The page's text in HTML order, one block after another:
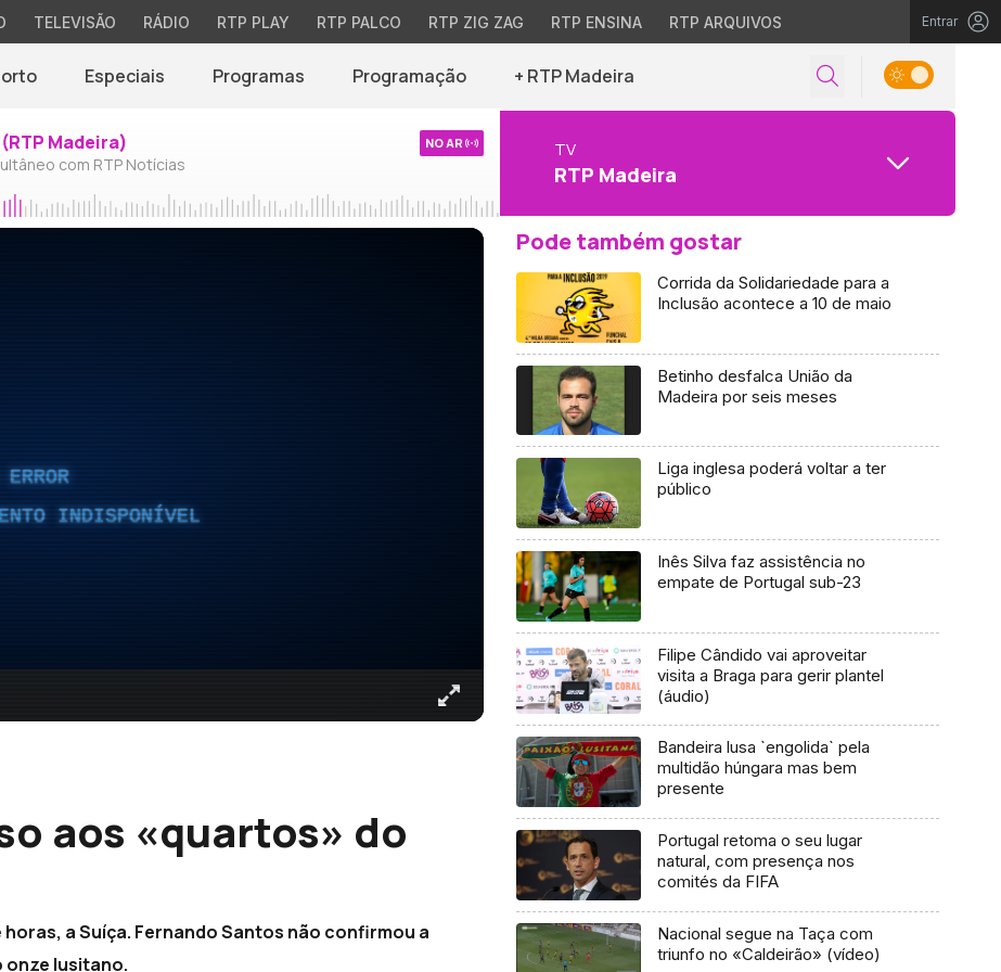
TELEVISÃO RÁDIO RTP PLAY RTP PALCO RTP ZIG ZAG RTP ENSINA RTP ARQUIVOS Entrar
Especiais Programas Programação + RTP Madeira
Madeira)
com RTP Notícias
NO AR TV
RTP Madeira
INDISPONÍVEL
aos «quartos» do
a Suíça. Fernando Santos não confirmou a
onze lusitano.
Pode também gostar
Corrida da Solidariedade para a
Inclusão acontece a 10 de maio
Betinho desfalca União da
Madeira por seis meses
Liga inglesa poderá voltar a ter
público
Inês Silva faz assistência no
empate de Portugal sub-23
Filipe Cândido vai aproveitar
visita a Braga para gerir plantel
(áudio)
Bandeira lusa `engolida` pela
multidão húngara mas bem
presente
Portugal retoma o seu lugar
natural, com presença nos
comités da FIFA
Nacional segue na Taça com
triunfo no «Caldeirão» (vídeo)